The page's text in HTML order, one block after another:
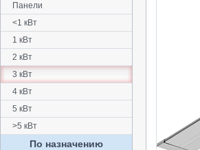
Панели
<1 кВт
1 кВт
2 кВт
3 кВт
4 кВт
5 кВт
>5 кВт
По назначению